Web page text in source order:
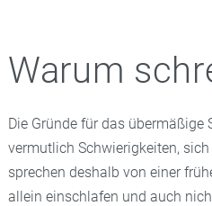
Warum
Die Gründe für das
vermutlich Schwierigkeiten,
sprechen deshalb von einer
allein einschlafen und auch